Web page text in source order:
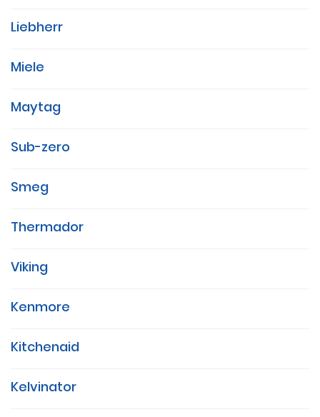
Liebherr
Miele
Maytag
Sub-zero
Smeg
Thermador
Viking
Kenmore
Kitchenaid
Kelvinator